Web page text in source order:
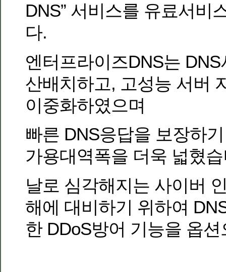
DNS” 서비스를 유료서비
다.
엔터프라이즈DNS는
산배치하고, 고성능 서버
이중화하였으며
빠른 DNS응답을 보장하
가용대역폭을 더욱 넓혔
날로 심각해지는 사이버
해에 대비하기 위하여
한 DDoS방어 기능을 옵